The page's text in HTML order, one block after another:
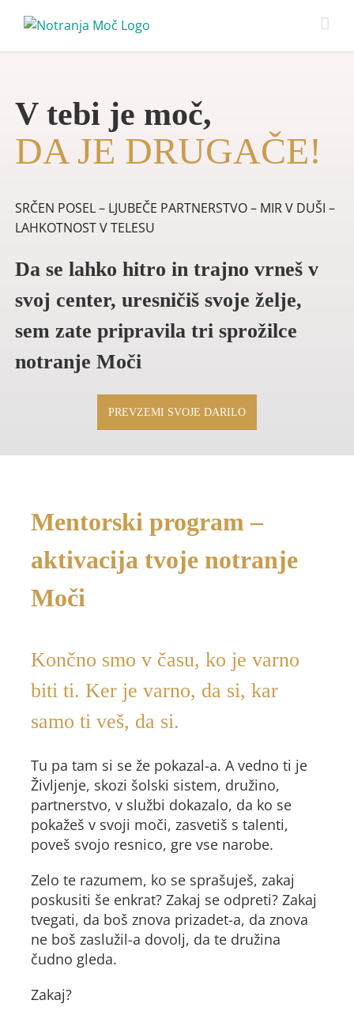
content
V tebi je moč,
DA JE DRUGAČE!
SRČEN POSEL – LJUBEČE PARTNERSTVO – MIR V DUŠI –
LAHKOTNOST V TELESU
Da se lahko hitro in trajno vrneš v
svoj center, uresničiš svoje želje,
sem zate pripravila tri sprožilce
notranje Moči
PREVZEMI SVOJE DARILO
Mentorski program –
aktivacija tvoje notranje
Moči
Končno smo v času, ko je varno
biti ti. Ker je varno, da si, kar
samo ti veš, da si.
Tu pa tam si se že pokazal-a. A vedno ti je
Življenje, skozi šolski sistem, družino,
partnerstvo, v službi dokazalo, da ko se
pokažeš v svoji moči, zasvetiš s talenti,
poveš svojo resnico, gre vse narobe.
Zelo te razumem, ko se sprašuješ, zakaj
poskusiti še enkrat? Zakaj se odpreti? Zakaj
tvegati, da boš znova prizadet-a, da znova
ne boš zaslužil-a dovolj, da te družina
čudno gleda.
Zakaj?